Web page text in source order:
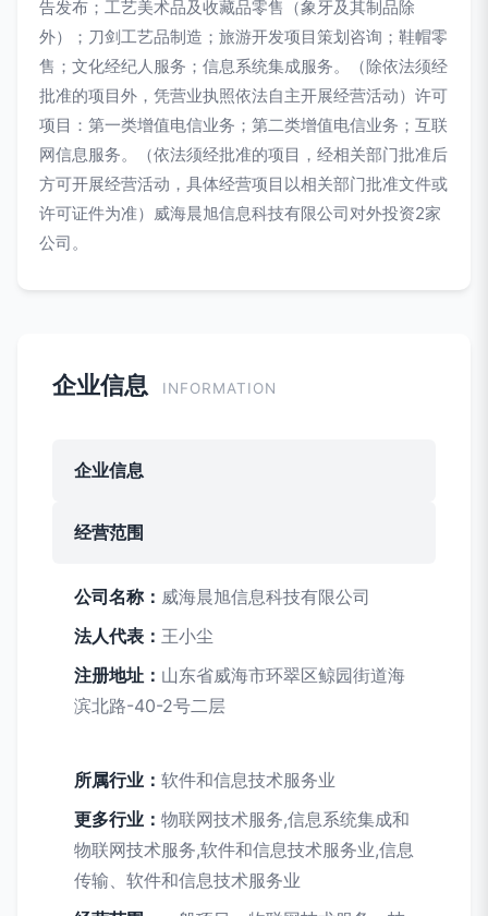
告发布；工艺美术品及收藏品零售（象牙及其制品除
外）；刀剑工艺品制造；旅游开发项目策划咨询；鞋帽零
售；文化经纪人服务；信息系统集成服务。（除依法须经
批准的项目外，凭营业执照依法自主开展经营活动）许可
项目：第一类增值电信业务；第二类增值电信业务；互联
网信息服务。（依法须经批准的项目，经相关部门批准后
方可开展经营活动，具体经营项目以相关部门批准文件或
许可证件为准）威海晨旭信息科技有限公司对外投资2家
公司。
企业信息 INFORMATION
企业信息
经营范围
公司名称： 威海晨旭信息科技有限公司
法人代表： 王小尘
注册地址： 山东省威海市环翠区鲸园街道海
滨北路-40-2号二层
所属行业： 软件和信息技术服务业
更多行业： 物联网技术服务,信息系统集成和
物联网技术服务,软件和信息技术服务业,信息
传输、软件和信息技术服务业